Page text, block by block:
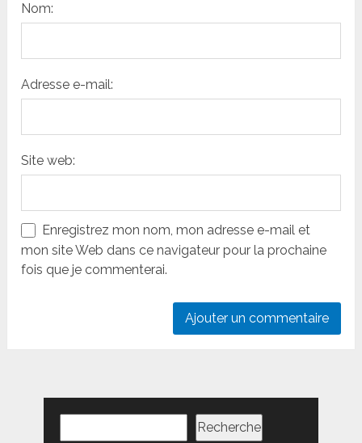
Nom:
Adresse e-mail:
Site web:
Enregistrez mon nom, mon adresse e-mail et
mon site Web dans ce navigateur pour la prochaine
fois que je commenterai.
Recherche